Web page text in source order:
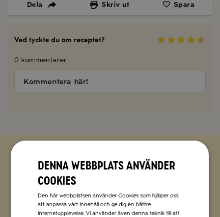
Dela Skriv ut Spara
Vad tyckte du om receptet?
0 kommentarer
Kommentera här!
Zetas populära nyhetsbrev
förenklar vardagen och förgyller helgen med
italienska smaker.
Denna webbplats använder
cookies
Den här webbplatsen använder Cookies som hjälper oss
att anpassa vårt innehåll och ge dig en bättre
internetupplevelse. Vi använder även denna teknik till att